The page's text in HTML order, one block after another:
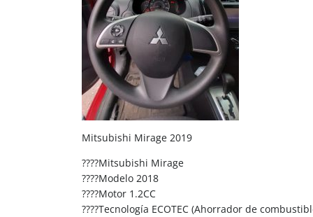
Mitsubishi Mirage 2019
????Mitsubishi Mirage
????Modelo 2018
????Motor 1.2CC
????Tecnología ECOTEC (Ahorrador de